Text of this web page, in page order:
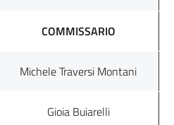
COMMISSARIO
Michele Traversi Montani
Gioia Buiarelli